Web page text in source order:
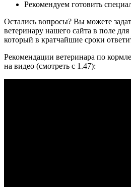
Рекомендуем готовить
Остались вопросы? Вы можете
ветеринару нашего сайта в поле
который в кратчайшие сроки
Рекомендации ветеринара по
на видео (смотреть с 1.47):